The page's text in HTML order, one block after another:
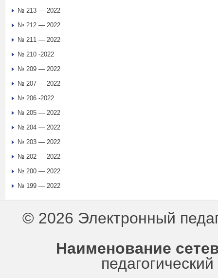
№ 213 — 2022
№ 212 — 2022
№ 211 — 2022
№ 210 -2022
№ 209 — 2022
№ 207 — 2022
№ 206 -2022
№ 205 — 2022
№ 204 — 2022
№ 203 — 2022
№ 202 — 2022
№ 200 — 2022
№ 199 — 2022
© 2026 Электронный
Наименование